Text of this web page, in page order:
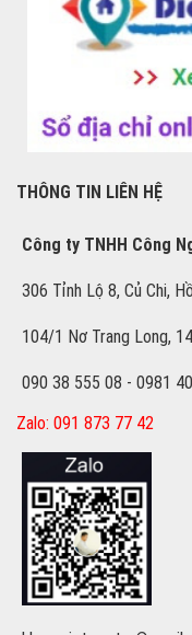
THÔNG TIN LIÊN HỆ
Công ty TNHH Công
306 Tỉnh Lộ 8, Củ Chi,
104/1 Nơ Trang Long,
090 38 555 08 - 0981
Zalo: 091 873 77 42